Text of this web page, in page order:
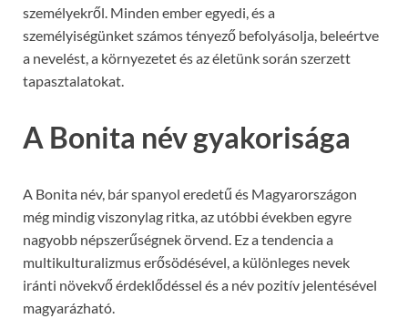
személyekről. Minden ember egyedi, és a
személyiségünket számos tényező befolyásolja, beleértve
a nevelést, a környezetet és az életünk során szerzett
tapasztalatokat.
A Bonita név gyakorisága
A Bonita név, bár spanyol eredetű és Magyarországon
még mindig viszonylag ritka, az utóbbi években egyre
nagyobb népszerűségnek örvend. Ez a tendencia a
multikulturalizmus erősödésével, a különleges nevek
iránti növekvő érdeklődéssel és a név pozitív jelentésével
magyarázható.